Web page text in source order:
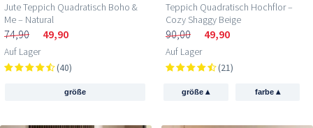
Jute Teppich Quadratisch Boho &
Me – Natural
74,90 49,90
Auf Lager
(40)
größe
Teppich Quadratisch Hochflor –
Cozy Shaggy Beige
90,00 49,90
Auf Lager
(21)
größe▴ farbe ▴